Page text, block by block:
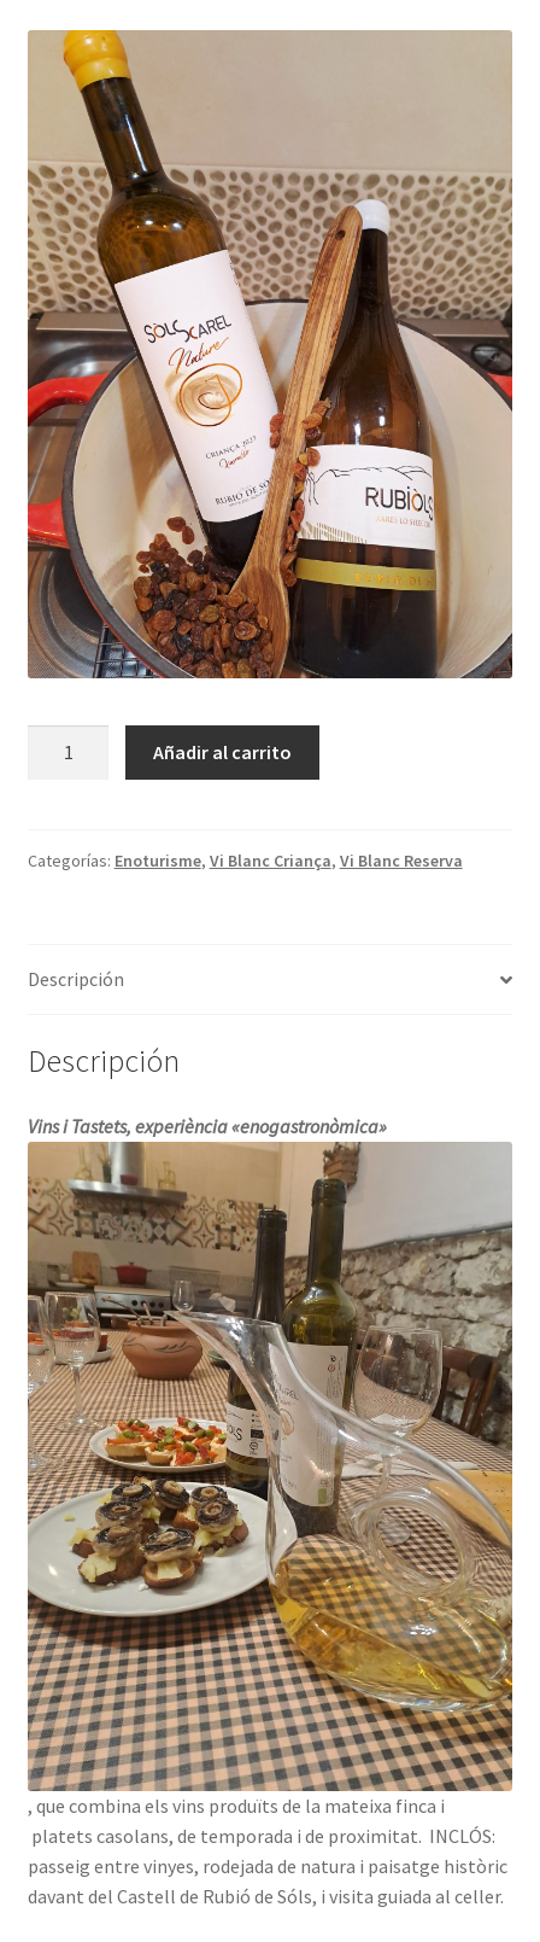
Añadir al carrito
Categorías: Enoturisme, Vi Blanc Criança, Vi Blanc Reserva
Descripción
Descripción
Vins i Tastets, experiència «enogastronòmica»
, que combina els vins produïts de la mateixa finca i
platets casolans, de temporada i de proximitat. INCLÓS:
passeig entre vinyes, rodejada de natura i paisatge històric
davant del Castell de Rubió de Sóls, i visita guiada al celler.